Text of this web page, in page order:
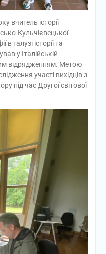
вчитель історії
Кульчієвецької
в галузі історії та
у Італійській
відрядженням. Метою
участі вихідців з
під час Другої світової